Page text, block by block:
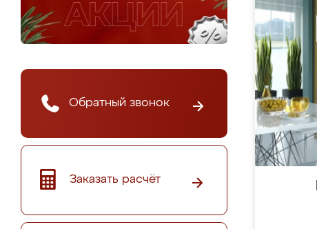
Обратный звонок
Заказать расчёт